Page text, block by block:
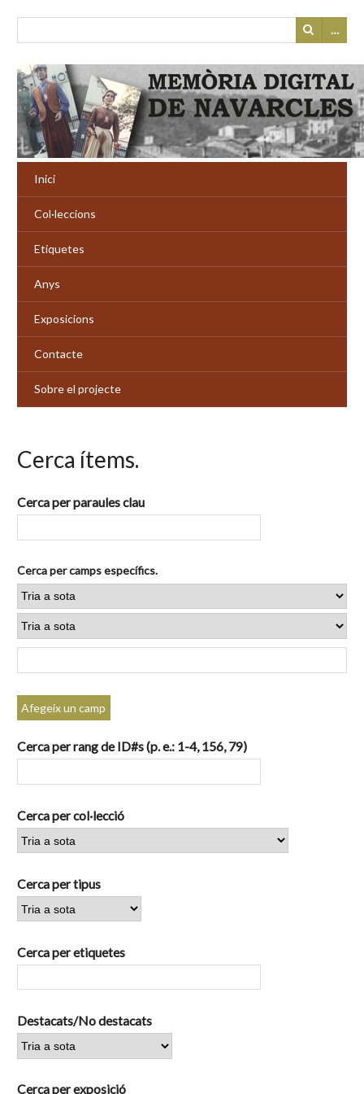
…
Inici
Col·leccions
Etiquetes
Anys
Exposicions
Contacte
Sobre el projecte
Cerca ítems.
Cerca per paraules clau
Cerca per camps específics.
Afegeix un camp
Cerca per rang de ID#s (p. e.: 1-4, 156, 79)
Cerca per col·lecció
Cerca per tipus
Cerca per etiquetes
Destacats/No destacats
Cerca per exposició